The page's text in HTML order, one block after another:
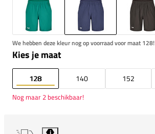
We hebben deze kleur nog op voorraad voor maat 128!
Kies je maat
128 140 152
Nog maar 2 beschikbaar!